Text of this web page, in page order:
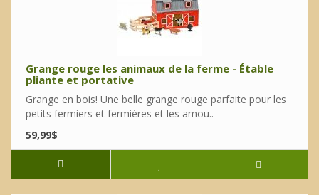
Grange rouge les animaux de la ferme - Étable
pliante et portative
Grange en bois! Une belle grange rouge parfaite pour les
petits fermiers et fermières et les amou..
59,99$